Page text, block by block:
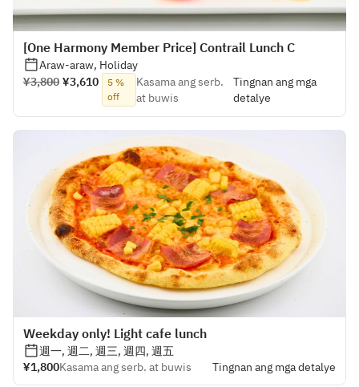
[One Harmony Member Price] Contrail Lunch C
Araw-araw, Holiday
¥3,800 ¥3,610
5 %
off
Kasama ang serb.
at buwis
Tingnan ang mga
detalye
Weekday only! Light cafe lunch
週一, 週二, 週三, 週四, 週五
¥1,800Kasama ang serb. at buwis Tingnan ang mga detalye